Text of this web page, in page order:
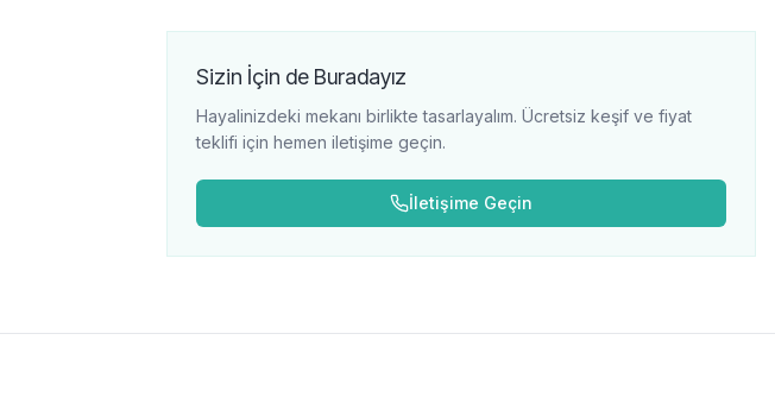
Sizin İçin de Buradayız
Hayalinizdeki mekanı birlikte tasarlayalım. Ücretsiz keşif ve fiyat
teklifi için hemen iletişime geçin.
İletişime Geçin